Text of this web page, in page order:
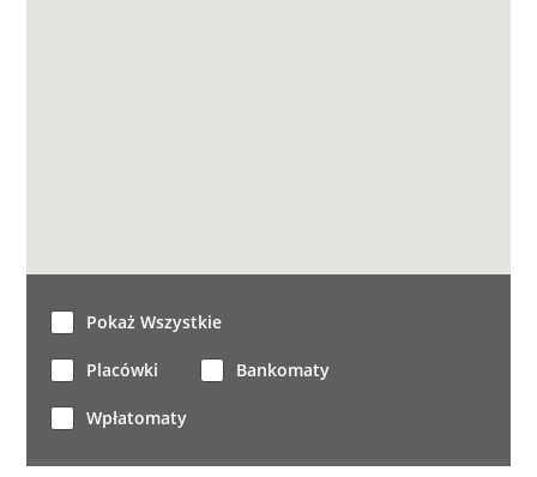
Pokaż Wszystkie
Placówki Bankomaty
Wpłatomaty